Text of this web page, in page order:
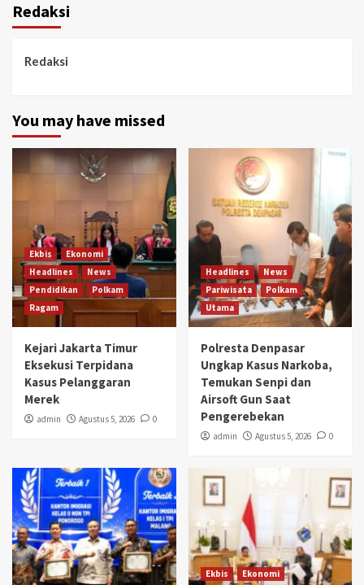
Redaksi
Redaksi
You may have missed
Ekbis
Ekonomi
Headlines
News
Pendidikan
Polkam
Ragam
Kejari Jakarta Timur
Eksekusi Terpidana
Kasus Pelanggaran
Merek
admin Agustus 5, 2026 0
Headlines
News
Pariwisata
Polkam
Utama
Polresta Denpasar
Ungkap Kasus Narkoba,
Temukan Senpi dan
Airsoft Gun Saat
Pengerebekan
admin Agustus 5, 2026 0
Ekbis
Ekonomi